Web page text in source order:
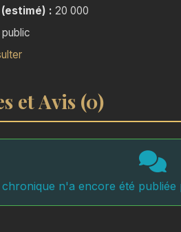
telles que
prise
également à :
de confort avec des défis
et erreurs en opportunités
incluent des exercices
la présence et calmer
: 20 000
et Avis (0)
n'a encore été